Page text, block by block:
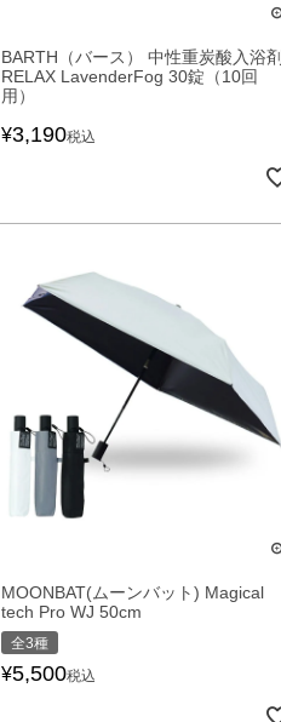
BARTH（バース） 中性重炭酸入浴剤
RELAX LavenderFog 30錠（10回
用）
¥3,190税込
MOONBAT(ムーンバット) Magical
tech Pro WJ 50cm
全3種
¥5,500税込